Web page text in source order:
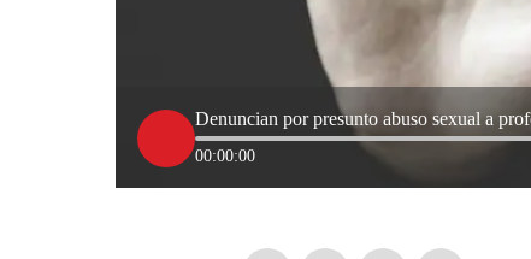
Denuncian por presunto abuso sexual a
00:00:00